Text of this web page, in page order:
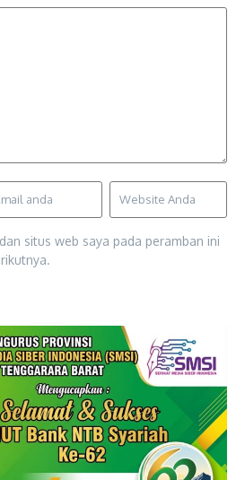
situs web saya pada peramban ini